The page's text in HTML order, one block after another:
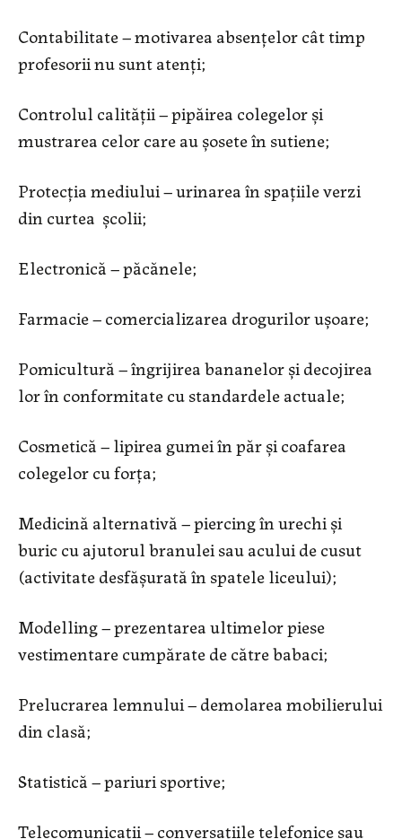
Contabilitate – motivarea absențelor cât timp
profesorii nu sunt atenți;
Controlul calității – pipăirea colegelor și
mustrarea celor care au șosete în sutiene;
Protecția mediului – urinarea în spațiile verzi
din curtea școlii;
Electronică – păcănele;
Farmacie – comercializarea drogurilor ușoare;
Pomicultură – îngrijirea bananelor și decojirea
lor în conformitate cu standardele actuale;
Cosmetică – lipirea gumei în păr și coafarea
colegelor cu forța;
Medicină alternativă – piercing în urechi și
buric cu ajutorul branulei sau acului de cusut
(activitate desfășurată în spatele liceului);
Modelling – prezentarea ultimelor piese
vestimentare cumpărate de către babaci;
Prelucrarea lemnului – demolarea mobilierului
din clasă;
Statistică – pariuri sportive;
Telecomunicații – conversațiile telefonice sau